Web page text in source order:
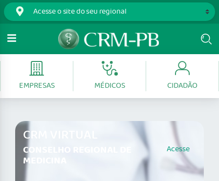
EMPRESAS MÉDICOS CIDADÃO
CRM VIRTUAL
CONSELHO REGIONAL DE
MEDICINA
Acesse